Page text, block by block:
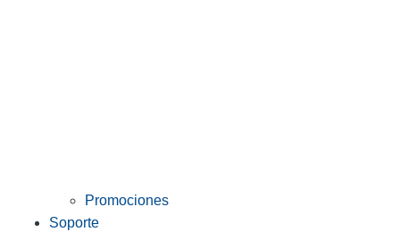
Promociones
Soporte